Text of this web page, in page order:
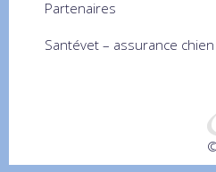
Partenaires
Santévet – assurance chien